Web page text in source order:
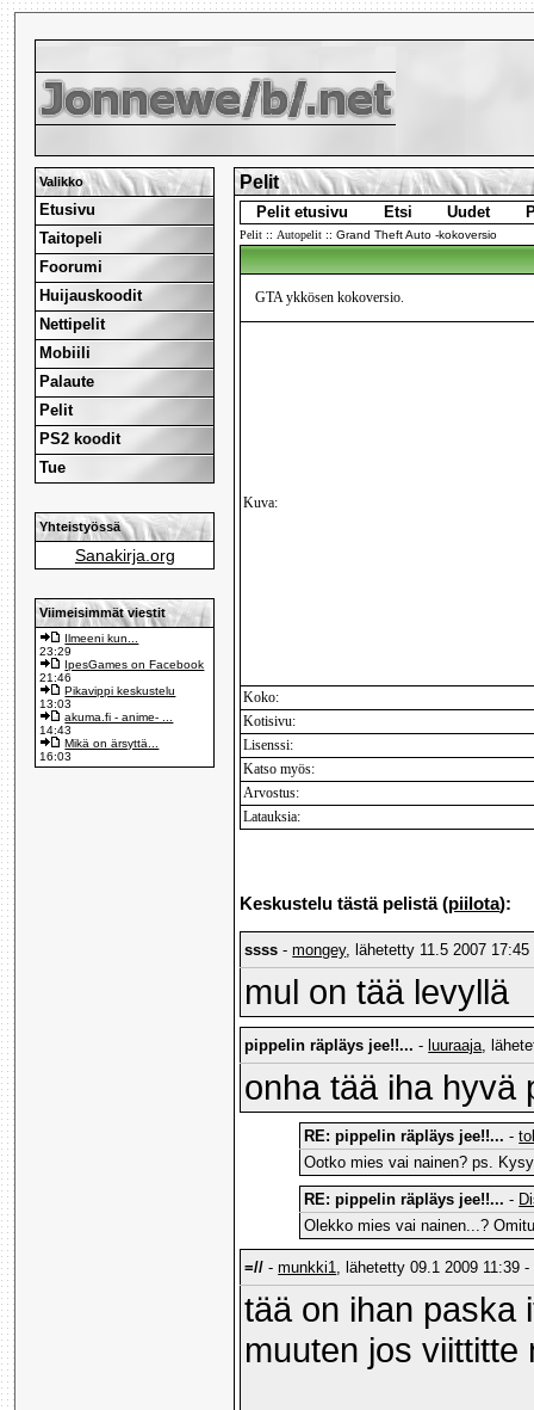
Valikko
Etusivu
Taitopeli
Foorumi
Huijauskoodit
Nettipelit
Mobiili
Palaute
Pelit
PS2 koodit
Tue
Yhteistyössä
Sanakirja.org
Viimeisimmät viestit
Ilmeeni kun...
23:29
IpesGames on Facebook
21:46
Pikavippi keskustelu
13:03
akuma.fi - anime- ...
14:43
Mikä on ärsyttä...
16:03
Pelit
Pelit etusivu Etsi Uudet
Pelit ::Autopelit ::Grand Theft Auto -kokoversio
GTA ykkösen kokoversio.
Kuva:
Koko:
Kotisivu:
Lisenssi:
Katso myös:
Arvostus:
Latauksia:
Keskustelu tästä pelistä (piilota):
ssss -mongey, lähetetty 11.5 2007
mul on tää levyllä
pippelin räpläys jee!!... - luuraaja,
onha tää iha hyvä
RE: pippelin räpläys jee!!... -
Ootko mies vai nainen? ps.
RE: pippelin räpläys jee!!... -
Olekko mies vai nainen...?
=// -munkki1, lähetetty 09.1 2009 11:39
tää on ihan paska
muuten jos